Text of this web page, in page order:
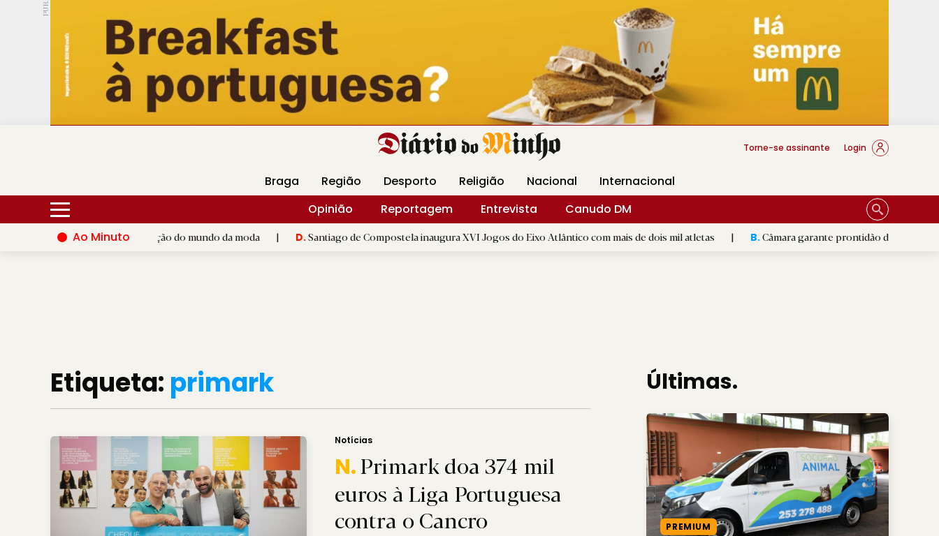
PUB.
Hoje 15ºC 30ºC DMtv Revista Minha Gráfica DM Livraria DM Arquidiocese Braga
Torne-se assinante Login
Braga Região Desporto Religião Nacional
Internacional
Opinião
Reportagem Entrevista
Canudo DM
Ao Minuto
ao talento e à inovação do mundo da moda | D.Santiago de Compostela inaugura XVI Jogos do Eixo Atlântico com mais de dois mil atletas | B.Câmara garante prontidão de Braga no resgate
Etiqueta: primark
Notícias
N.Primark doa 374 mil
euros à Liga Portuguesa
contra o Cancro
Últimas.
PREMIUM